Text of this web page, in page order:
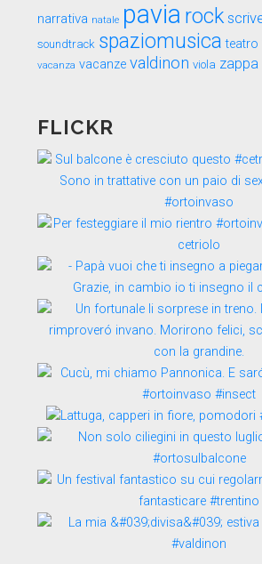
narrativa natale pavia rock
soundtrack spaziomusica teatro
vacanza vacanze valdinon viola zappa
FLICKR